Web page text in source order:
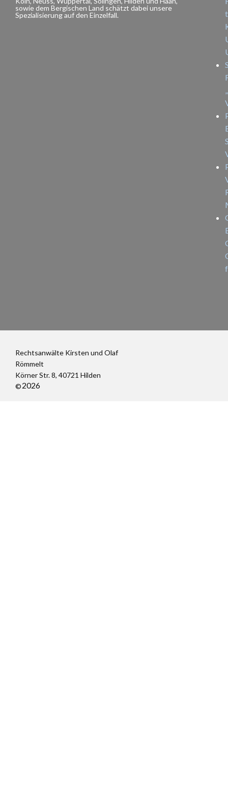
sowie dem Bergischen Land schätzt dabei unsere
Spezialisierung auf den Einzelfall.
Rechtsanwälte Kirsten und Olaf
Römmelt
Körner Str. 8, 40721 Hilden
©2026